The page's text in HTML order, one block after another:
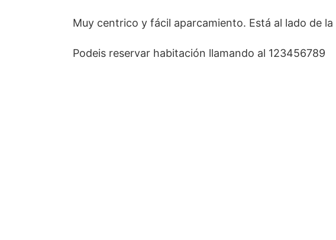
Muy centrico y fácil aparcamiento. Está al lado de la
Podeis reservar habitación llamando al 123456789